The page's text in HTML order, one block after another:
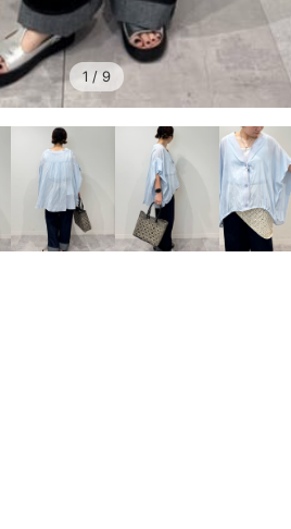
1 / 9